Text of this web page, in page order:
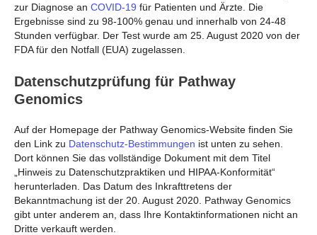
zur Diagnose an COVID-19 für Patienten und Ärzte. Die
Ergebnisse sind zu 98-100% genau und innerhalb von 24-48
Stunden verfügbar. Der Test wurde am 25. August 2020 von der
FDA für den Notfall (EUA) zugelassen.
Datenschutzprüfung für Pathway
Genomics
Auf der Homepage der Pathway Genomics-Website finden Sie
den Link zu Datenschutz-Bestimmungen ist unten zu sehen.
Dort können Sie das vollständige Dokument mit dem Titel
„Hinweis zu Datenschutzpraktiken und HIPAA-Konformität“
herunterladen. Das Datum des Inkrafttretens der
Bekanntmachung ist der 20. August 2020. Pathway Genomics
gibt unter anderem an, dass Ihre Kontaktinformationen nicht an
Dritte verkauft werden.